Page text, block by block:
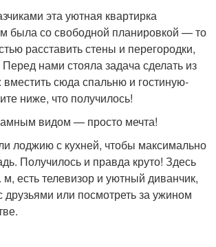
эта уютная квартирка
была со свободной планировкой — то
расставить стены и перегородки,
нами стояла задача сделать из
сюда спальню и гостиную-
ниже, что получилось!
видом — просто мечта!
лоджию с кухней, чтобы максимально
Получилось и правда круто! Здесь
м, есть телевизор и уютный диванчик,
друзьями или посмотреть за ужином